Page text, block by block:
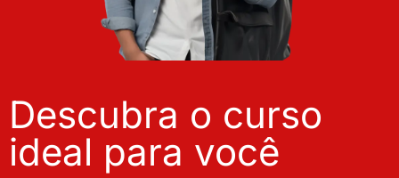
Descubra o curso
ideal para você